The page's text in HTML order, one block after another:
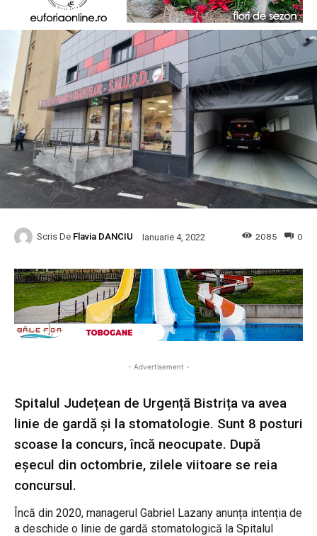
Scris De Flavia DANCIU Ianuarie 4, 2022 0
2085
- Advertisement -
Spitalul Județean de Urgență Bistrița va avea
linie de gardă și la stomatologie. Sunt 8 posturi
scoase la concurs, încă neocupate. După
eșecul din octombrie, zilele viitoare se reia
concursul.
Încă din 2020, managerul Gabriel Lazany anunța intenția de
a deschide o linie de gardă stomatologică la Spitalul